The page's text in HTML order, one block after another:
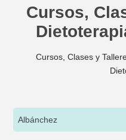
Cursos,
Cursos, Clases y
Albánchez